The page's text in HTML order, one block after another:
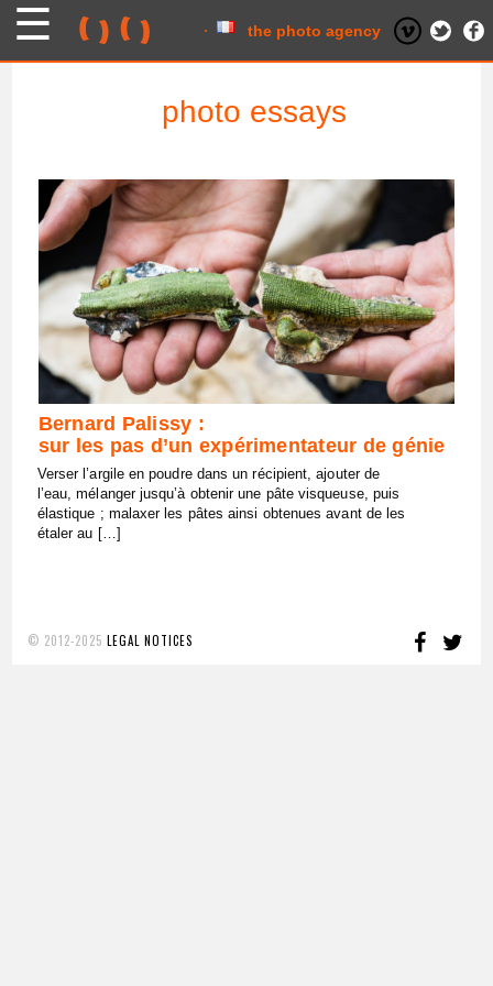
the photo agency
photo essays
Bernard Palissy :
sur les pas d’un expérimentateur de génie
Verser l’argile en poudre dans un récipient, ajouter de
l’eau, mélanger jusqu’à obtenir une pâte visqueuse, puis
élastique ; malaxer les pâtes ainsi obtenues avant de les
étaler au […]
© 2012-2025 LEGAL NOTICES